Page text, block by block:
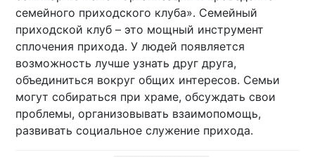
семейного приходского клуба». Семейный
приходской клуб – это мощный инструмент
сплочения прихода. У людей появляется
возможность лучше узнать друг друга,
объединиться вокруг общих интересов. Семьи
могут собираться при храме, обсуждать свои
проблемы, организовывать взаимопомощь,
развивать социальное служение прихода.